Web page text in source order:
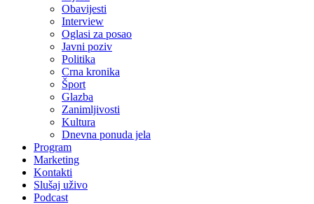
Obavijesti
Interview
Oglasi za posao
Javni poziv
Politika
Crna kronika
Šport
Glazba
Zanimljivosti
Kultura
Dnevna ponuda jela
Program
Marketing
Kontakti
Slušaj uživo
Podcast